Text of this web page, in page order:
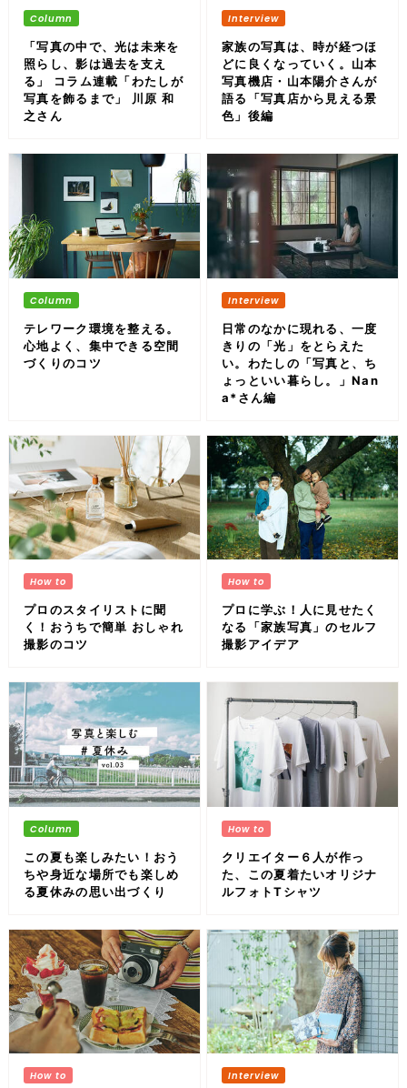
「写真の中で、光は未来を
照らし、影は過去を支え
る」 コラム連載「わたしが
写真を飾るまで」 川原 和
之さん
家族の写真は、時が経つほ
どに良くなっていく。山本
写真機店・山本陽介さんが
語る「写真店から見える景
色」後編
テレワーク環境を整える。
心地よく、集中できる空間
づくりのコツ
日常のなかに現れる、一度
きりの「光」をとらえた
い。わたしの「写真と、ち
ょっといい暮らし。」Nan
a*さん編
プロのスタイリストに聞
く！おうちで簡単 おしゃれ
撮影のコツ
プロに学ぶ！人に見せたく
なる「家族写真」のセルフ
撮影アイデア
この夏も楽しみたい！おう
ちや身近な場所でも楽しめ
る夏休みの思い出づくり
クリエイター６人が作っ
た、この夏着たいオリジナ
ルフォトTシャツ